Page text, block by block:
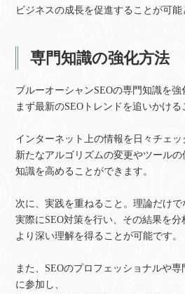
ビジネスの成長を促進することが可能
専門知識の強化方法
ブルーオーシャンSEOの専門知識を強
まず最新のSEOトレンドを追いかける
インターネット上の情報を日々チェッ
新たなアルゴリズムの変更やツールの
知識を高めることができます。
次に、実践を重ねること。理論だけで
実際にSEO対策を行い、その結果を分
より深い理解を得ることが可能です。
また、SEOのプロフェッショナルや
に参加し、